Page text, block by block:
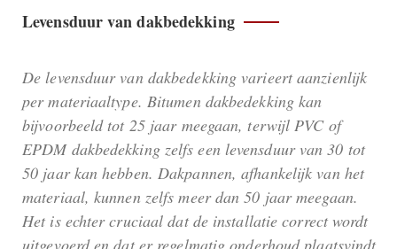
Levensduur van dakbedekking
De levensduur van dakbedekking varieert aanzienlijk
per materiaaltype. Bitumen dakbedekking kan
bijvoorbeeld tot 25 jaar meegaan, terwijl PVC of
EPDM dakbedekking zelfs een levensduur van 30 tot
50 jaar kan hebben. Dakpannen, afhankelijk van het
materiaal, kunnen zelfs meer dan 50 jaar meegaan.
Het is echter cruciaal dat de installatie correct wordt
uitgevoerd en dat er regelmatig onderhoud plaatsvindt